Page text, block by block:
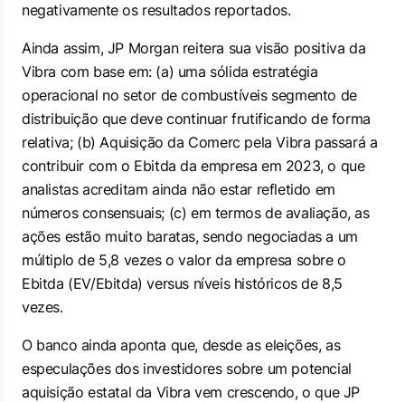
negativamente os resultados reportados.
Ainda assim, JP Morgan reitera sua visão positiva da
Vibra com base em: (a) uma sólida estratégia
operacional no setor de combustíveis segmento de
distribuição que deve continuar frutificando de forma
relativa; (b) Aquisição da Comerc pela Vibra passará a
contribuir com o Ebitda da empresa em 2023, o que
analistas acreditam ainda não estar refletido em
números consensuais; (c) em termos de avaliação, as
ações estão muito baratas, sendo negociadas a um
múltiplo de 5,8 vezes o valor da empresa sobre o
Ebitda (EV/Ebitda) versus níveis históricos de 8,5
vezes.
O banco ainda aponta que, desde as eleições, as
especulações dos investidores sobre um potencial
aquisição estatal da Vibra vem crescendo, o que JP